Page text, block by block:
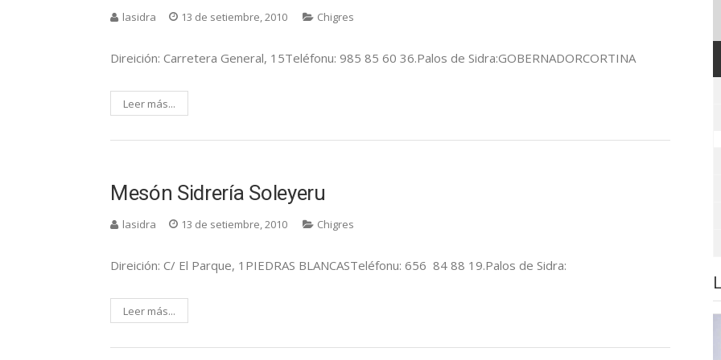
lasidra 13 de setiembre, 2010 Chigres
Direición: Carretera General, 15Teléfonu: 985 85 60 36.Palos de Sidra:GOBERNADORCORTINA
Leer más...
Mesón Sidrería Soleyeru
lasidra 13 de setiembre, 2010 Chigres
Direición: C/ El Parque, 1PIEDRAS BLANCASTeléfonu: 656 84 88 19.Palos de Sidra:
Leer más...